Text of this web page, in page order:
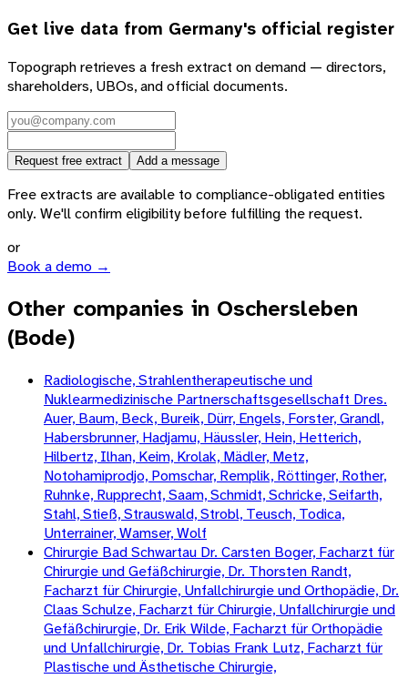
Get live data from Germany's official register
Topograph retrieves a fresh extract on demand — directors,
shareholders, UBOs, and official documents.
Request free extract Add a message
Free extracts are available to compliance-obligated entities
only. We'll confirm eligibility before fulfilling the request.
or
Book a demo →
Other companies in Oschersleben
(Bode)
Radiologische, Strahlentherapeutische und
Nuklearmedizinische Partnerschaftsgesellschaft Dres.
Auer, Baum, Beck, Bureik, Dürr, Engels, Forster, Grandl,
Habersbrunner, Hadjamu, Häussler, Hein, Hetterich,
Hilbertz, Ilhan, Keim, Krolak, Mädler, Metz,
Notohamiprodjo, Pomschar, Remplik, Röttinger, Rother,
Ruhnke, Rupprecht, Saam, Schmidt, Schricke, Seifarth,
Stahl, Stieß, Strauswald, Strobl, Teusch, Todica,
Unterrainer, Wamser, Wolf
Chirurgie Bad Schwartau Dr. Carsten Boger, Facharzt für
Chirurgie und Gefäßchirurgie, Dr. Thorsten Randt,
Facharzt für Chirurgie, Unfallchirurgie und Orthopädie, Dr.
Claas Schulze, Facharzt für Chirurgie, Unfallchirurgie und
Gefäßchirurgie, Dr. Erik Wilde, Facharzt für Orthopädie
und Unfallchirurgie, Dr. Tobias Frank Lutz, Facharzt für
Plastische und Ästhetische Chirurgie,